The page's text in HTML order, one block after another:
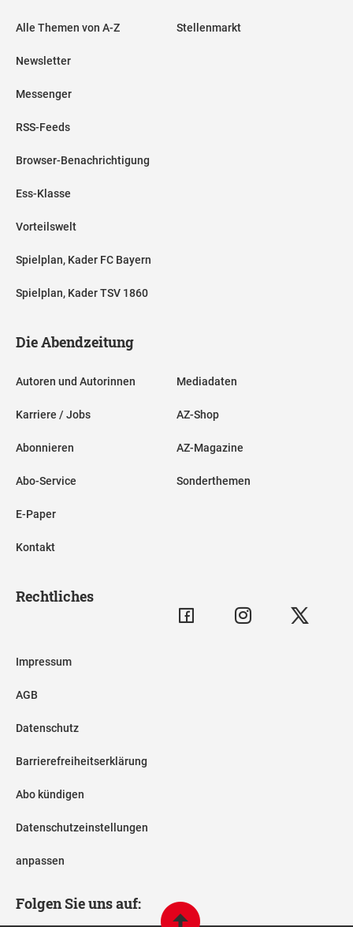
Alle Themen von A-Z
Newsletter
Messenger
RSS-Feeds
Browser-Benachrichtigung
Ess-Klasse
Vorteilswelt
Spielplan, Kader FC Bayern
Spielplan, Kader TSV 1860
Stellenmarkt
Die Abendzeitung
Autoren und Autorinnen
Karriere / Jobs
Abonnieren
Abo-Service
E-Paper
Kontakt
Mediadaten
AZ-Shop
AZ-Magazine
Sonderthemen
Rechtliches
Impressum
AGB
Datenschutz
Barrierefreiheitserklärung
Abo kündigen
Datenschutzeinstellungen
anpassen
Folgen Sie uns auf: